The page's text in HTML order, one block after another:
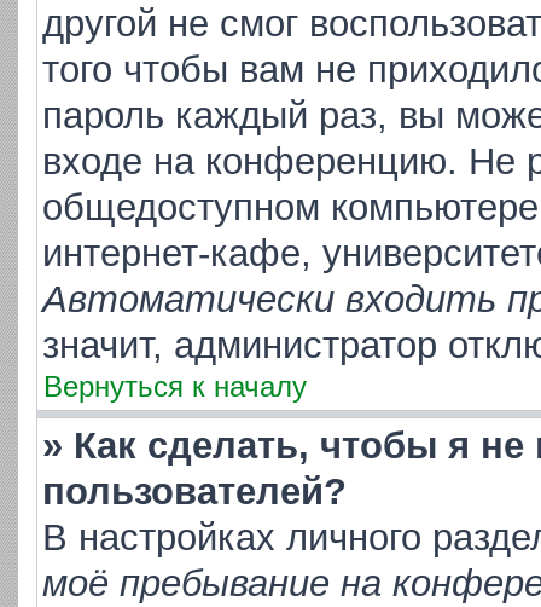
другой не смог
того чтобы вам не
пароль каждый раз, вы
входе на конференцию. Не
общедоступном
интернет-кафе,
Автоматически входить
значит, администратор
Вернуться к началу
» Как сделать, чтобы я
пользователей?
В настройках личного
моё пребывание на